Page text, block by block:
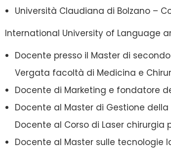
Università Claudiana di Bolzano –
International University of Language
Docente presso il Master di
Vergata facoltà di Medicina e
Docente di Marketing e fondatore
Docente al Master di Gestione
Docente al Corso di Laser chirurgia
Docente al Master sulle tecnologie